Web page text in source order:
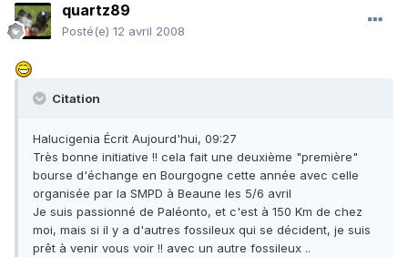
quartz89
Posté(e) 12 avril 2008
Citation
Halucigenia Écrit Aujourd'hui, 09:27
Très bonne initiative !! cela fait une deuxième "première"
bourse d'échange en Bourgogne cette année avec celle
organisée par la SMPD à Beaune les 5/6 avril
Je suis passionné de Paléonto, et c'est à 150 Km de chez
moi, mais si il y a d'autres fossileux qui se décident, je suis
prêt à venir vous voir !! avec un autre fossileux ..